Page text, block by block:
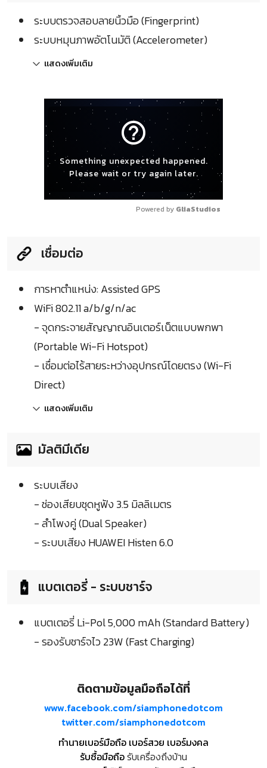
ระบบตรวจสอบลายนิ้วมือ (Fingerprint)
ระบบหมุนภาพอัตโนมัติ (Accelerometer)
แสดงเพิ่มเติม
help_outline
Something unexpected happened.
Please wait or try again later.
Powered by GliaStudios
เชื่อมต่อ
การหาตำแหน่ง: Assisted GPS
WiFi 802.11 a/b/g/n/ac
- จุดกระจายสัญญาณอินเตอร์เน็ตแบบพกพา
(Portable Wi-Fi Hotspot)
- เชื่อมต่อไร้สายระหว่างอุปกรณ์โดยตรง (Wi-Fi
Direct)
แสดงเพิ่มเติม
มัลติมีเดีย
ระบบเสียง
- ช่องเสียบชุดหูฟัง 3.5 มิลลิเมตร
- ลำโพงคู่ (Dual Speaker)
- ระบบเสียง HUAWEI Histen 6.0
แบตเตอรี่ - ระบบชาร์จ
แบตเตอรี่ Li-Pol 5,000 mAh (Standard Battery)
- รองรับชาร์จไว 23W (Fast Charging)
ติดตามข้อมูลมือถือได้ที่
www.facebook.com/siamphonedotcom
twitter.com/siamphonedotcom
ทำนายเบอร์มือถือ เบอร์สวย เบอร์มงคล
รับซื้อมือถือรับเครื่องถึงบ้าน